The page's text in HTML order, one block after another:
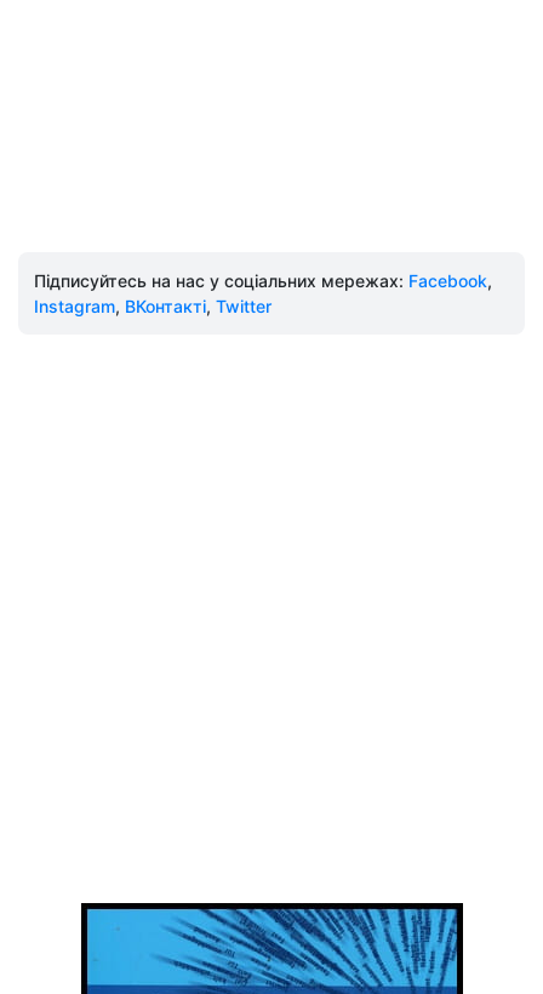
Підписуйтесь на нас у соціальних мережах: Facebook,
Instagram, ВКонтакті, Twitter